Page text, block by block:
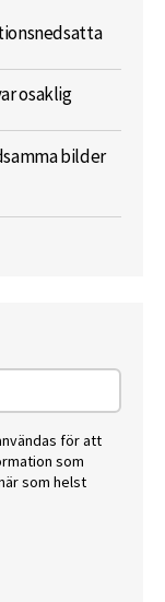
osaklig
bilder
för att
som
som helst